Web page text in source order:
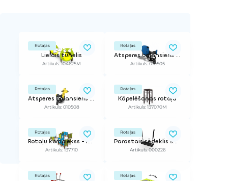
Rotaļas
Lielais tunelis
Artikuls: 104625M
Rotaļas
Atsperes balansieris Valis
Artikuls: 010505
Rotaļas
Atsperes balansieris Žirafe
Artikuls: 010508
Rotaļas
Kāpelēšanas rotaļa
Artikuls: 137070M
Rotaļas
Rotaļu komplekss - labirints
Artikuls: 137710
Rotaļas
Parastais sēdeklis šūpolēm, 210cm ķēdes augstajam rāmim
Artikuls: 000226
Rotaļas Rotaļas